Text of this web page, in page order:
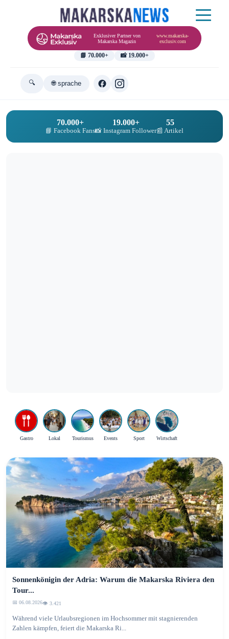
Exklusiver Partner von
Makarska Magazin
www.makarska-
exclusiv.com
📘 70.000+ 📸 19.000+
🔍 🌐 sprache
70.000+
📘 Facebook Fans
19.000+
📸 Instagram Follower
55
📰 Artikel
Gastro Lokal Tourismus Events Sport Wirtschaft
Sonnenkönigin der Adria: Warum die Makarska Riviera den
Tour...
📅 06.08.2026👁️ 3.423
Während viele Urlaubsregionen im Hochsommer mit stagnierenden
Zahlen kämpfen, feiert die Makarska Ri...